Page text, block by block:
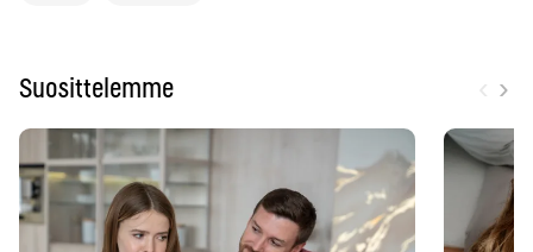
Suosittelemme ›